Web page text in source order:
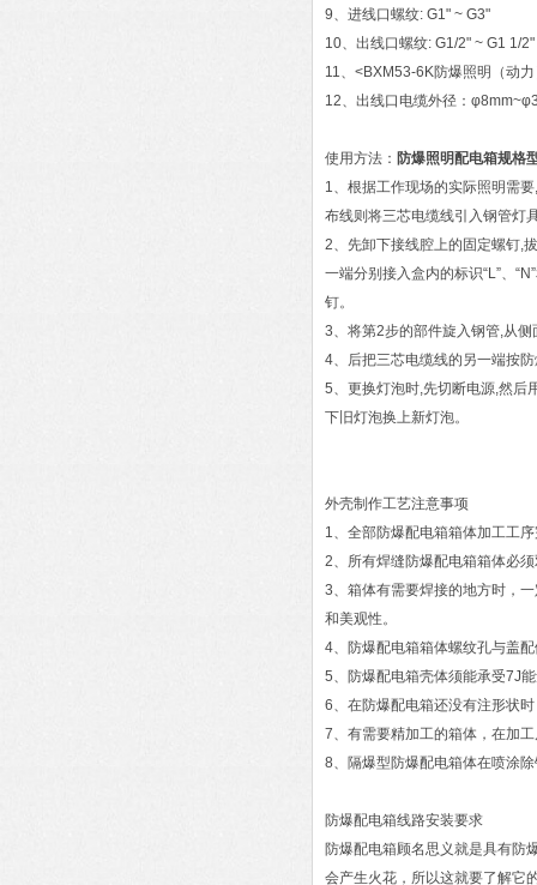
9、进线口螺纹: G1" ~ G3"
10、出线口螺纹: G1/2" ~ G1 1/2"
11、<BXM53-6K防爆照明（动
12、出线口电缆外径：
使用方法： 防爆照明配电箱规格
1、根据工作现场的实际照明需
布线则将三芯电缆线引入钢管灯
2、先卸下接线腔上的固定螺钉,
一端分别接入盒内的标识“L”、
钉。
3、将第2步的部件旋入钢管,从
4、后把三芯电缆线的另一端按
5、更换灯泡时,先切断电源,然后
下旧灯泡换上新灯泡。
外壳制作工艺注意事项
1、全部防爆配电箱箱体加工工
2、所有焊缝防爆配电箱箱体必
3、箱体有需要焊接的地方时，
和美观性。
4、防爆配电箱箱体螺纹孔与盖
5、防爆配电箱壳体须能承受7J
6、在防爆配电箱还没有注形状
7、有需要精加工的箱体，在加
8、隔爆型防爆配电箱体在喷涂
防爆配电箱线路安装要求
防爆配电箱顾名思义就是具有防
会产生火花，所以这就要了解它